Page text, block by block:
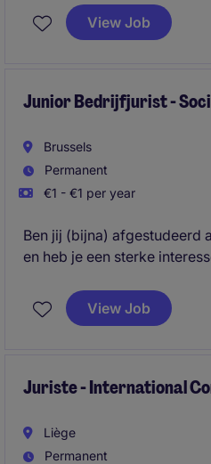
fungeert als een
zowel operationele teams
View Job
Junior Bedrijfjurist -
Brussels
Permanent
€1 - €1 per year
Ben jij (bijna) afgestudeerd
en heb je een sterke
In deze rol krijg je de kans
dossiers op te nemen,
View Job
Juriste - International
Liège
Permanent